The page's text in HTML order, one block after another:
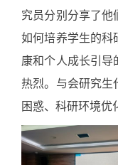
究员分别分享了他
如何培养学生的科
康和个人成长引导
热烈。与会研究生
困惑、科研环境优